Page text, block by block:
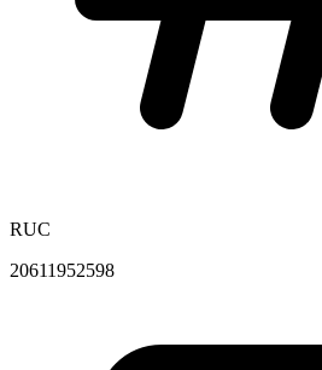
RUC
20611952598